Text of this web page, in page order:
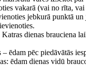
vakarā (vai no rīta, vai
jebkurā punktā
Katras dienas brauciena
ēdam pēc piedāvātās
ēdam dienas vidū